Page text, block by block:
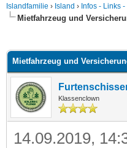
Islandfamilie › Island › Infos - Links
Mietfahrzeug und
Mietfahrzeug und
Klassenclown
14.09.2019,